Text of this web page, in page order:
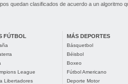
quedan clasificados de acuerdo a un algoritmo
FÚTBOL
League
Libertadores
MÁS DEPORTES
Básquetbol
Béisbol
Boxeo
Fútbol Americano
Deporte Motor